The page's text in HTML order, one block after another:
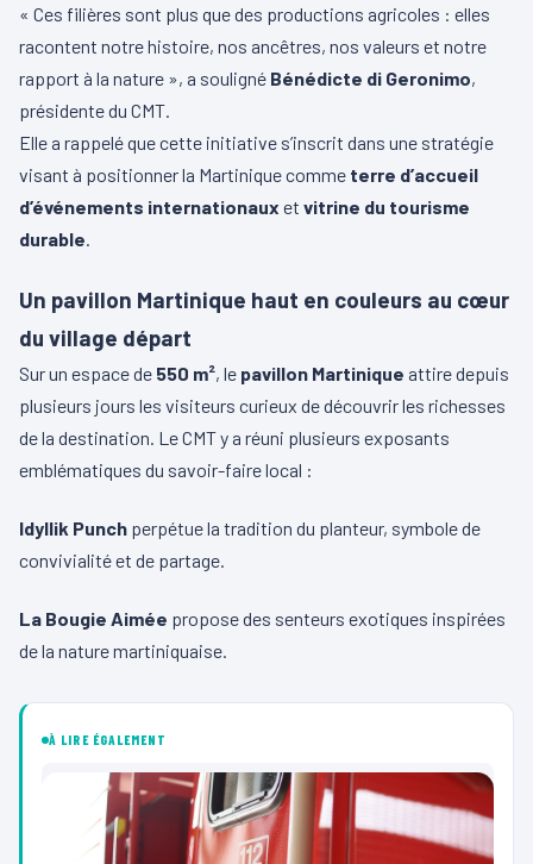
« Ces filières sont plus que des productions agricoles : elles
racontent notre histoire, nos ancêtres, nos valeurs et notre
rapport à la nature », a souligné Bénédicte di Geronimo,
présidente du CMT.
Elle a rappelé que cette initiative s’inscrit dans une stratégie
visant à positionner la Martinique comme terre d’accueil
d’événements internationaux et vitrine du tourisme
durable
Un pavillon Martinique haut en couleurs au cœur
du village départ
Sur un espace de 550 m², le pavillon Martinique attire depuis
plusieurs jours les visiteurs curieux de découvrir les richesses
de la destination. Le CMT y a réuni plusieurs exposants
emblématiques du savoir-faire local :
Idyllik Punch perpétue la tradition du planteur, symbole de
convivialité et de partage.
La Bougie Aimée propose des senteurs exotiques inspirées
de la nature martiniquaise.
À LIRE ÉGALEMENT